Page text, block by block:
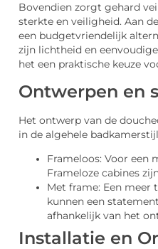
Bovendien zorgt gehard
sterkte en veiligheid. Aan
een budgetvriendelijk
zijn lichtheid en
het een praktische keuze
Ontwerpen en
Het ontwerp van de
in de algehele
Frameloos: Voor een
Frameloze cabines
Met frame: Een meer
kunnen een
afhankelijk van het
Installatie en